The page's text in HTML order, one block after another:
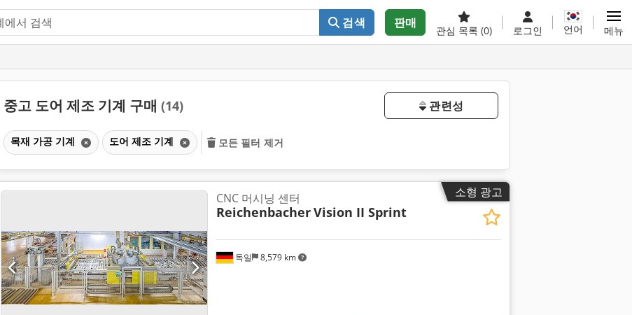
검색 판매
관심 목록 (0) 로그인 언어 메뉴
중고 도어 제조 기계 구매 (14) 관련성
목재 가공 기계 도어 제조 기계 모든 필터 제거
소형 광고
독일 8,579 km
CNC 머시닝 센터
ReichenbacherVision II Sprint